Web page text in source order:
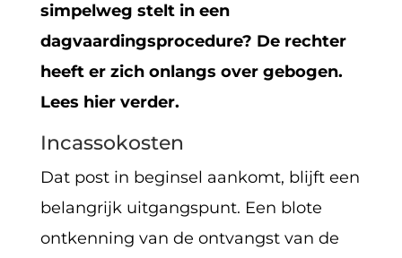
simpelweg stelt in een
dagvaardingsprocedure? De rechter
heeft er zich onlangs over gebogen.
Lees hier verder.
Incassokosten
Dat post in beginsel aankomt, blijft een
belangrijk uitgangspunt. Een blote
ontkenning van de ontvangst van de